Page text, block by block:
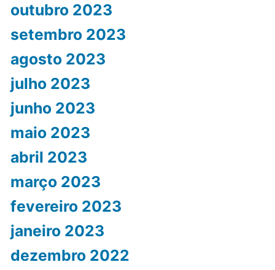
outubro 2023
setembro 2023
agosto 2023
julho 2023
junho 2023
maio 2023
abril 2023
março 2023
fevereiro 2023
janeiro 2023
dezembro 2022